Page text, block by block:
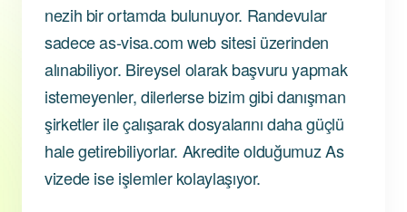
nezih bir ortamda bulunuyor. Randevular
sadece as-visa.com web sitesi üzerinden
alınabiliyor. Bireysel olarak başvuru yapmak
istemeyenler, dilerlerse bizim gibi danışman
şirketler ile çalışarak dosyalarını daha güçlü
hale getirebiliyorlar. Akredite olduğumuz As
vizede ise işlemler kolaylaşıyor.